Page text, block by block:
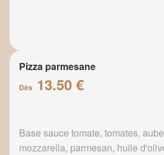
Pizza parmesane
Dès 13.50 €
Base sauce tomate, tomates,
mozzarella, parmesan, huile